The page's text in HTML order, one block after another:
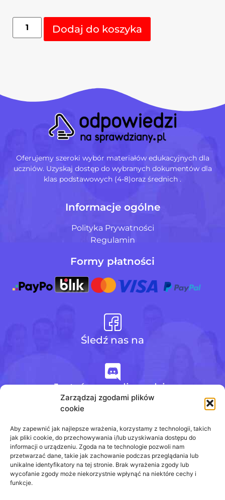
Zarządzaj zgodami plików
cookie
Aby zapewnić jak najlepsze wrażenia, korzystamy z technologii, takich
jak pliki cookie, do przechowywania i/lub uzyskiwania dostępu do
informacji o urządzeniu. Zgoda na te technologie pozwoli nam
przetwarzać dane, takie jak zachowanie podczas przeglądania lub
unikalne identyfikatory na tej stronie. Brak wyrażenia zgody lub
wycofanie zgody może niekorzystnie wpłynąć na niektóre cechy i
funkcje.
Dodaj do koszyka
Oferujemy szeroki wybór materiałów edukacyjnych dla
uczniów. Uzyskaj dostęp do wybranych dokumentów dla
klas podstawowych (4-8)oraz średnich .
Informacje ogólne
Polityka Prywatności
Regulamin
Formy płatności
Śledź nas na
Jesteśmy na discordzie
+48 728 484 484
biuro@odpowiedzinasprawdziany.pl